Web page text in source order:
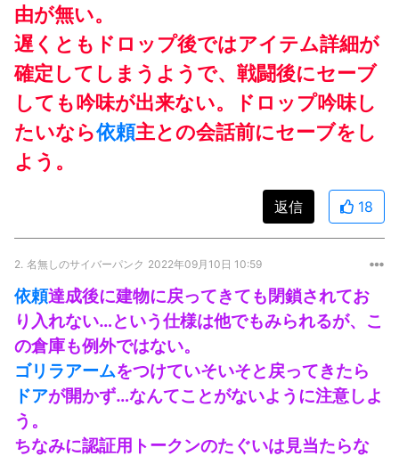
由が無い。
遅くともドロップ後ではアイテム詳細が
確定してしまうようで、戦闘後にセーブ
しても吟味が出来ない。ドロップ吟味し
たいなら依頼主との会話前にセーブをし
よう。
返信 18
2. 名無しのサイバーパンク 2022年09月10日 10:59
依頼達成後に建物に戻ってきても閉鎖されてお
り入れない…という仕様は他でもみられるが、こ
の倉庫も例外ではない。
ゴリラアームをつけていそいそと戻ってきたら
ドアが開かず…なんてことがないように注意しよ
う。
ちなみに認証用トークンのたぐいは見当たらな